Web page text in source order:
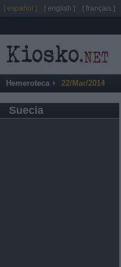
Hemeroteca 22/Mar/2014
Suecia
[ español ] [ english ] [ français ]